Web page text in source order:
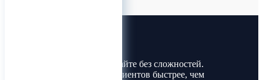
Покупайте и продавайте без сложностей.
Найдите товары и клиентов быстрее, чем